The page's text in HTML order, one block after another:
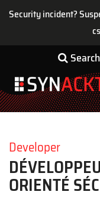
Security incident?
main
content
Search
Developer
ORIENTÉ